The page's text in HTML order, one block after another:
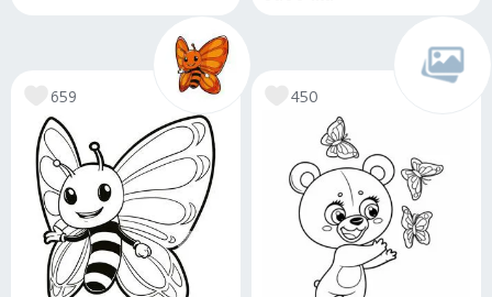
659 450